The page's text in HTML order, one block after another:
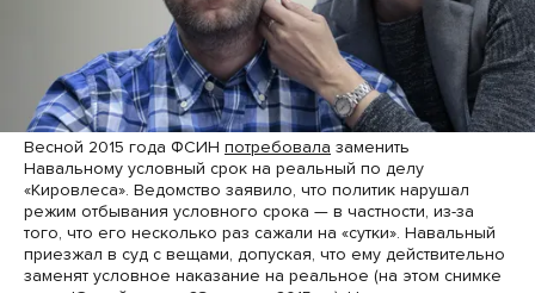
Весной 2015 года ФСИН потребовала заменить
Навальному условный срок на реальный по делу
«Кировлеса». Ведомство заявило, что политик нарушал
режим отбывания условного срока — в частности, из-за
того, что его несколько раз сажали на «сутки». Навальный
приезжал в суд с вещами, допуская, что ему действительно
заменят условное наказание на реальное (на этом снимке